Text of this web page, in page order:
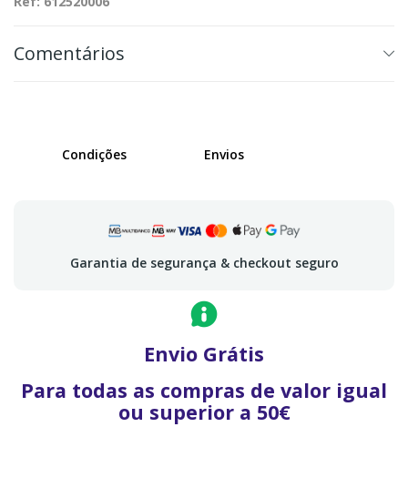
Comentários
Condições Envios
Garantia de segurança & checkout seguro
Envio Grátis
Para todas as compras de valor igual
ou superior a 50€